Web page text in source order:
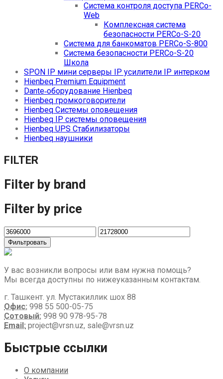
Система контроля доступа PERCo-
Web
Комплексная система
безопасности PERCo-S-20
Система для банкоматов PERCo-S-800
Система безопасности PERCo-S-20
Школа
SPON IP мини серверы IP усилители IP интерком
Hienbeq Premium Equipment
Dante‑оборудование Hienbeq
Hienbeq громкоговорители
Hienbeq Системы оповещения
Hienbeq IP системы оповещения
Hienbeq UPS Стабилизаторы
Hienbeq наушники
FILTER
Filter by brand
Filter by price
Фильтровать
У вас возникли вопросы или вам нужна помощь?
Мы всегда доступны по нижеуказанным контактам.
г. Ташкент. ул. Мустакиллик шох 88
Офис: 998 55 500-05-75
Сотовый: 998 90 978-95-78
Email: project@vrsn.uz, sale@vrsn.uz
Быстрые ссылки
О компании